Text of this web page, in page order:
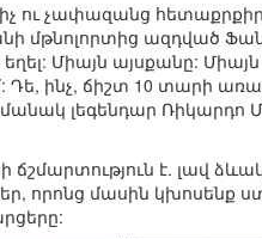
ու չափազանց
մթնոլորտից ազդված
եղել: Միայն այսքանը:
Դե, ինչ, ճիշտ 10 տարի
լեգենդար Ռիկարդո
ճշմարտություն է. լավ
որոնց մասին կխոսենք